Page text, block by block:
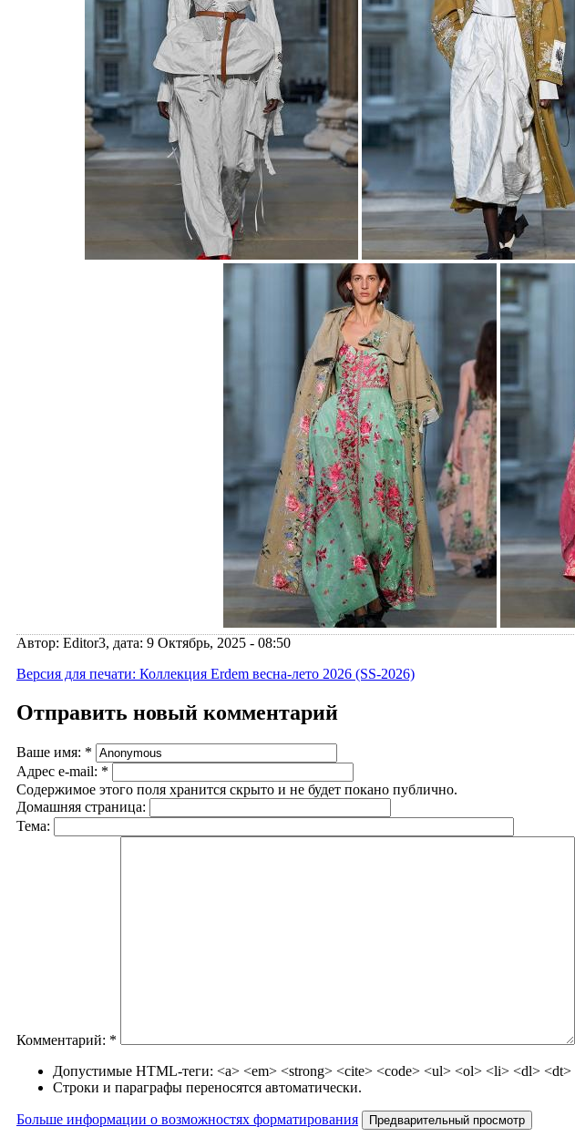
Автор: Editor3, дата: 9 Октябрь, 2025 - 08:50
Версия для печати: Коллекция Erdem весна-лето 2026 (SS-2026)
Отправить новый комментарий
Ваше имя: *
Адрес e-mail: *
Содержимое этого поля хранится скрыто и не будет покано публично.
Домашняя страница:
Тема:
Комментарий: *
Допустимые HTML-теги: <a> <em> <strong> <cite> <code> <ul> <ol> <li> <dl>
Строки и параграфы переносятся автоматически.
Больше информации о возможностях форматирования